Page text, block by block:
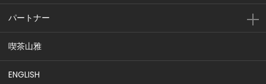
パートナー
喫茶山雅
ENGLISH